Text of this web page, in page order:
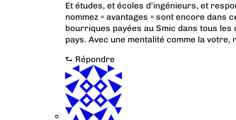
Et études, et écoles d’ingénieurs, et
nommez « avantages » sont encore dans
bourriques payées au Smic dans tous
pays. Avec une mentalité comme la
⮑ Répondre